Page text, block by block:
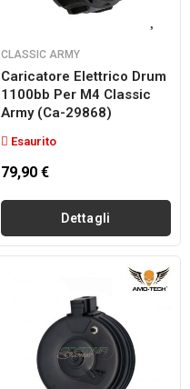
CLASSIC ARMY
Caricatore Elettrico Drum
1100bb Per M4 Classic
Army (ca-29868)
Esaurito
79,90 €
Dettagli